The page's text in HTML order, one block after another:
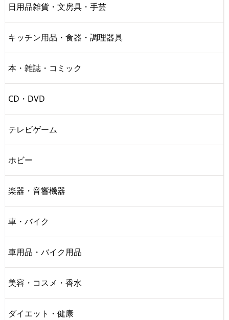
日用品雑貨・文房具・手芸
キッチン用品・食器・調理器具
本・雑誌・コミック
CD・DVD
テレビゲーム
ホビー
楽器・音響機器
車・バイク
車用品・バイク用品
美容・コスメ・香水
ダイエット・健康